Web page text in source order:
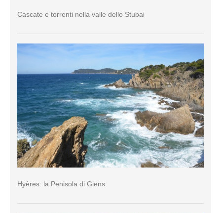
Cascate e torrenti nella valle dello Stubai
Hyères: la Penisola di Giens